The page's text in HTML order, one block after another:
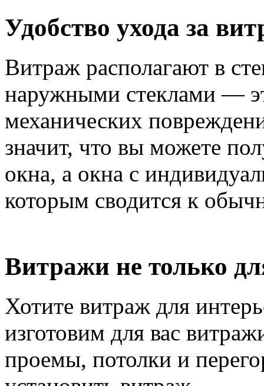
Удобство ухода за
Витраж располагают в
наружными стеклами —
механических
значит, что вы можете
окна, а окна с
которым сводится к
Витражи не только
Хотите витраж для
изготовим для вас
проемы, потолки и